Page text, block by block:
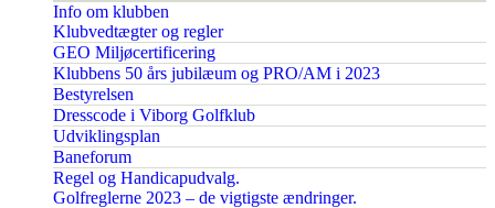
Info om klubben
Klubvedtægter og regler
GEO Miljøcertificering
Klubbens 50 års jubilæum og PRO/AM i 2023
Bestyrelsen
Dresscode i Viborg Golfklub
Udviklingsplan
Baneforum
Regel og Handicapudvalg.
Golfreglerne 2023 – de vigtigste ændringer.